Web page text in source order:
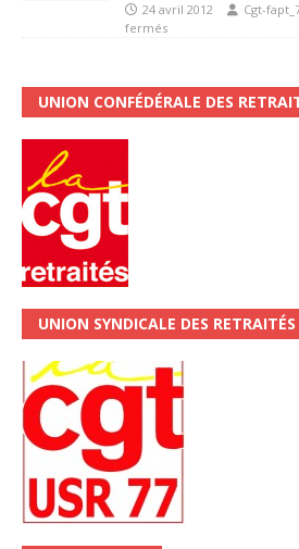
24 avril 2012 Cgt-
fermés
UNION CONFÉDÉRALE DES
UNION SYNDICALE DES